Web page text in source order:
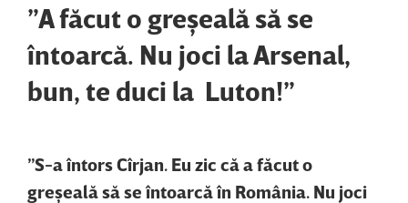
”A făcut o greşeală să se
întoarcă. Nu joci la Arsenal,
bun, te duci la Luton!”
”S-a întors Cîrjan. Eu zic că a făcut o
greşeală să se întoarcă în România. Nu joci